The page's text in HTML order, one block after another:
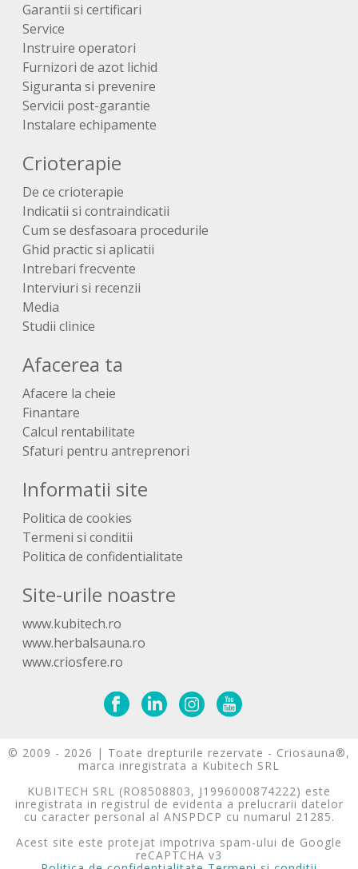
Garantii si certificari
Service
Instruire operatori
Furnizori de azot lichid
Siguranta si prevenire
Servicii post-garantie
Instalare echipamente
Crioterapie
De ce crioterapie
Indicatii si contraindicatii
Cum se desfasoara procedurile
Ghid practic si aplicatii
Intrebari frecvente
Interviuri si recenzii
Media
Studii clinice
Afacerea ta
Afacere la cheie
Finantare
Calcul rentabilitate
Sfaturi pentru antreprenori
Informatii site
Politica de cookies
Termeni si conditii
Politica de confidentialitate
Site-urile noastre
www.kubitech.ro
www.herbalsauna.ro
www.criosfere.ro
© 2009 - 2026 | Toate drepturile rezervate - Criosauna®,
marca inregistrata a Kubitech SRL
KUBITECH SRL (RO8508803, J1996000874222) este
inregistrata in registrul de evidenta a prelucrarii datelor
cu caracter personal al ANSPDCP cu numarul 21285.
Acest site este protejat impotriva spam-ului de Google
reCAPTCHA v3